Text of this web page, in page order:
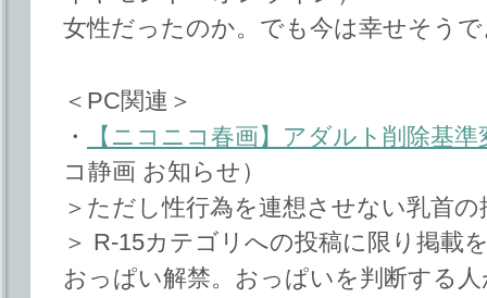
女性だったのか。でも今は幸せそう
＜PC関連＞
・
【ニコニコ春画】アダルト削除基
コ静画 お知らせ）
＞ただし性行為を連想させない乳首
＞ R-15カテゴリへの投稿に限り掲載
おっぱい解禁。おっぱいを判断する